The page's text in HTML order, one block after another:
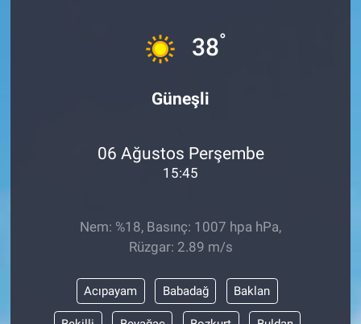
38°
Güneşli
06 Ağustos Perşembe
15:45
Nem: %18, Basınç: 1007 hpa hPa,
Rüzgar: 2.89 m/s
Acıpayam Babadağ Baklan